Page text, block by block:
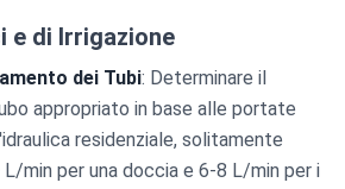
e di Irrigazione
dei Tubi: Determinare il
appropriato in base alle portate
residenziale, solitamente
min per una doccia e 6-8 L/min per i